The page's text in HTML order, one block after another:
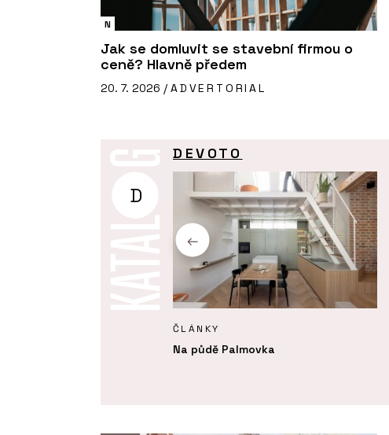
N
Jak se domluvit se stavební firmou o
ceně? Hlavně předem
20. 7. 2026 / ADVERTORIAL
D
DEVOTO
ČLÁNKY
Na půdě Palmovka